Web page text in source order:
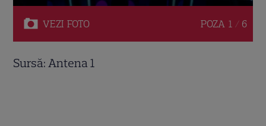
VEZI FOTO POZA 1 / 6
Sursă: Antena 1